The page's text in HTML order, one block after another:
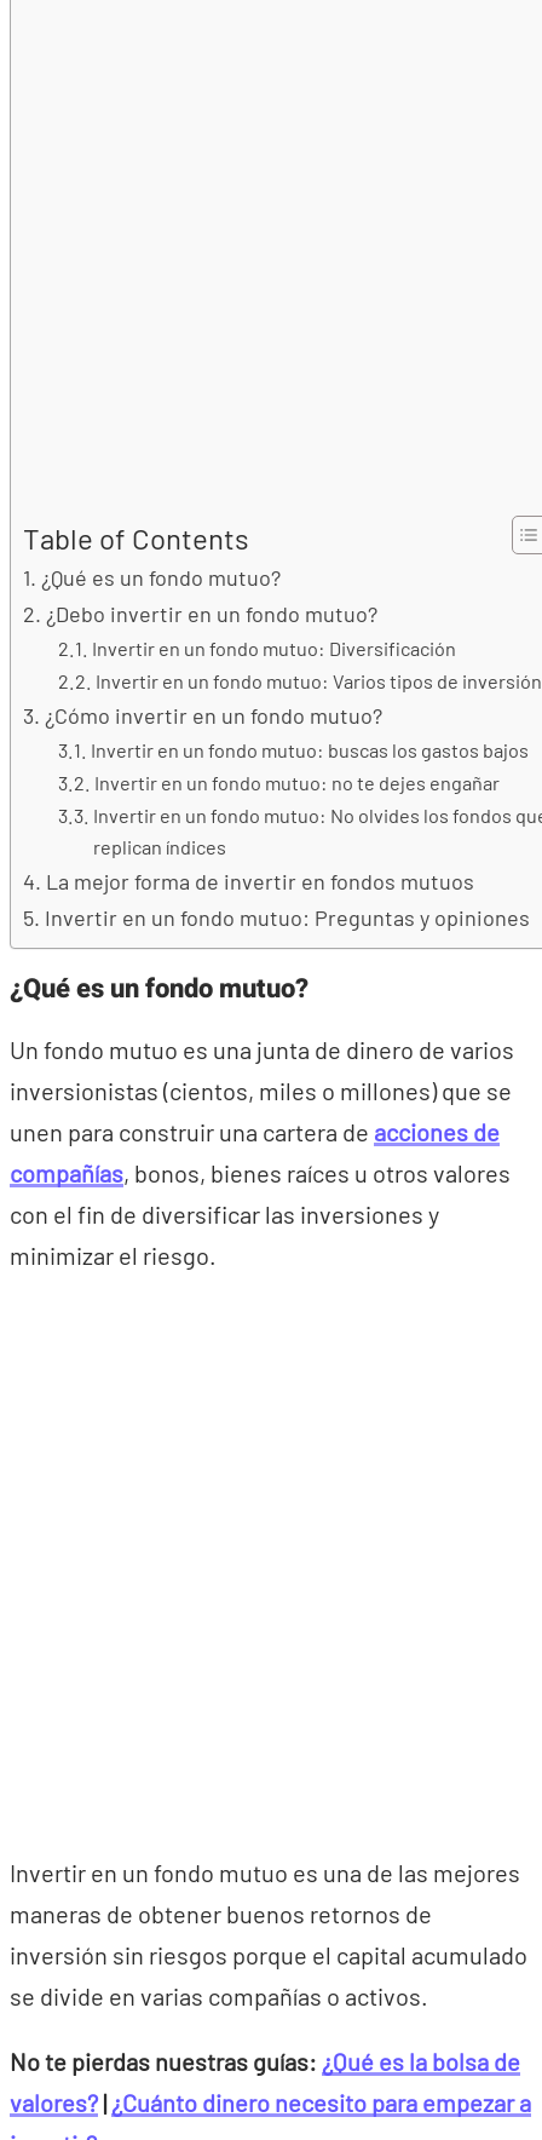
Table of Contents
¿Qué es un fondo mutuo?
¿Debo invertir en un fondo mutuo?
Invertir en un fondo mutuo: Diversificación
Invertir en un fondo mutuo: Varios tipos de inversión
¿Cómo invertir en un fondo mutuo?
Invertir en un fondo mutuo: buscas los gastos bajos
Invertir en un fondo mutuo: no te dejes engañar
Invertir en un fondo mutuo: No olvides los fondos
replican índices
La mejor forma de invertir en fondos mutuos
Invertir en un fondo mutuo: Preguntas y opiniones
¿Qué es un fondo mutuo?
Un fondo mutuo es una junta de dinero de varios
inversionistas (cientos, miles o millones) que se
unen para construir una cartera de acciones de
compañías, bonos, bienes raíces u otros valores
con el fin de diversificar las inversiones y
minimizar el riesgo.
Invertir en un fondo mutuo es una de las mejores
maneras de obtener buenos retornos de
inversión sin riesgos porque el capital acumulado
se divide en varias compañías o activos.
No te pierdas nuestras guías: ¿Qué es la bolsa de
valores? |¿Cuánto dinero necesito para empezar a